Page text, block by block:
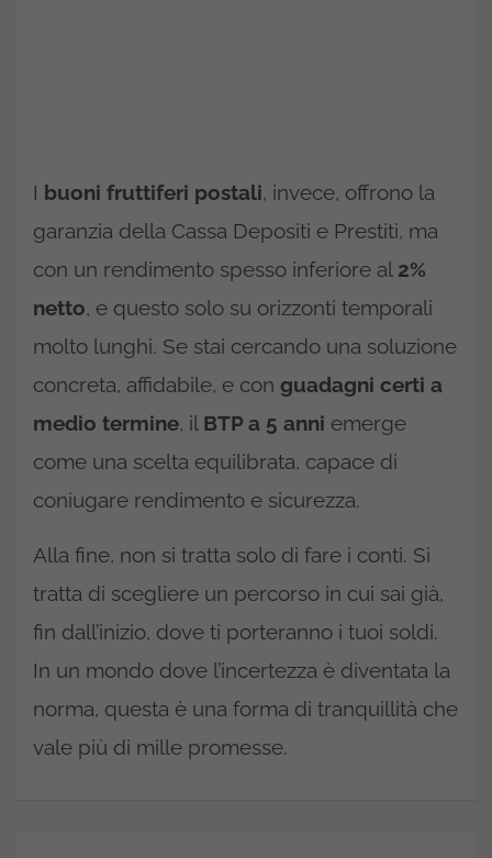
I buoni fruttiferi postali, invece, offrono la
garanzia della Cassa Depositi e Prestiti, ma
con un rendimento spesso inferiore al 2%
netto, e questo solo su orizzonti temporali
molto lunghi. Se stai cercando una soluzione
concreta, affidabile, e con guadagni certi a
medio termine, il BTP a 5 anni emerge
come una scelta equilibrata, capace di
coniugare rendimento e sicurezza.
Alla fine, non si tratta solo di fare i conti. Si
tratta di scegliere un percorso in cui sai già,
fin dall’inizio, dove ti porteranno i tuoi soldi.
In un mondo dove l’incertezza è diventata la
norma, questa è una forma di tranquillità che
vale più di mille promesse.